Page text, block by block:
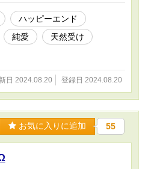
に告白され、付き合うことになっ
と、初めてアイスを食べに行くこ
？ ♡･･*･･♡･･*･･♡･･*･･♡･･*･･
ラブで甘々な二人のお話です💕
ハッピーエンド
純愛
天然受け
日 2024.08.20 登録日 2024.08.20
お気に入りに追加 55